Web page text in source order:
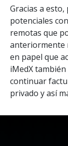
Gracias a
potenciales
remotas que
anteriormente
en papel que
iMedX
continuar
privado y así